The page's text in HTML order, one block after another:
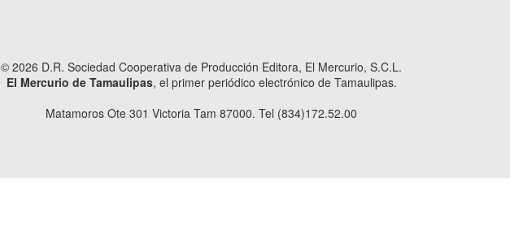
© 2026 D.R. Sociedad Cooperativa de Producción Editora, El Mercurio, S.C.L.
El Mercurio de Tamaulipas, el primer periódico electrónico de Tamaulipas.
Matamoros Ote 301 Victoria Tam 87000. Tel (834)172.52.00